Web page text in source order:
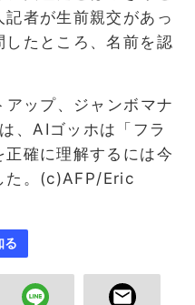
者が生前親交があっ
たところ、名前を認
ップ、ジャンボマナ
、AIゴッホは「フラ
確に理解するには今
た。(c)AFP/Eric
る